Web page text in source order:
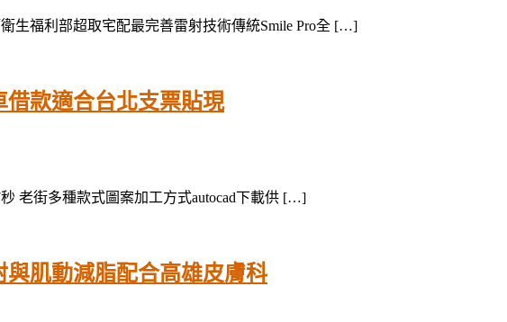
生福利部超取宅配最完善雷射技術傳統Smile Pro全 […]
款適合台北支票貼現
老街多種款式圖案加工方式autocad下載供 […]
肌動減脂配合高雄皮膚科